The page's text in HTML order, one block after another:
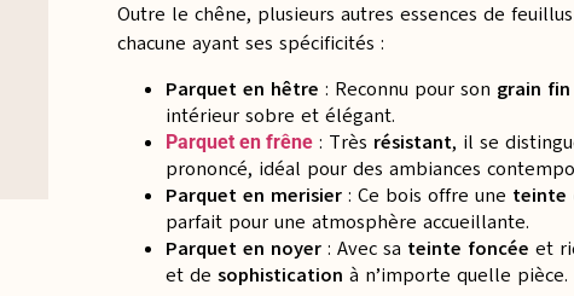
Outre le chêne, plusieurs autres essences de
chacune ayant ses spécificités :
Parquet en hêtre : Reconnu pour son grain
intérieur sobre et élégant.
Parquet en frêne: Très résistant, il se
prononcé, idéal pour des ambiances
Parquet en merisier: Ce bois offre une teinte
parfait pour une atmosphère accueillante.
Parquet en noyer: Avec sa teinte foncée et
et de sophistication à n’importe quelle pièce.